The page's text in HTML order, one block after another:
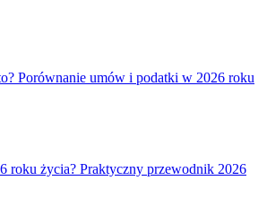
Porównanie umów i podatki w 2026 roku
roku życia? Praktyczny przewodnik 2026